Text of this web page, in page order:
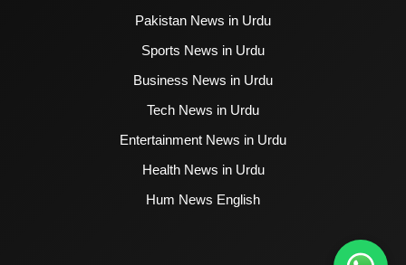
Pakistan News in Urdu
Sports News in Urdu
Business News in Urdu
Tech News in Urdu
Entertainment News in Urdu
Health News in Urdu
Hum News English